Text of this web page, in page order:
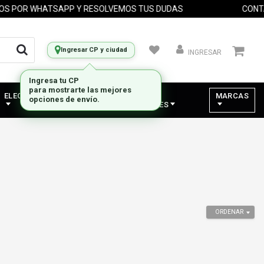
WHATSAPP Y RESOLVEMOS TUS DUDAS
Ingresar CP y ciudad INGRESAR
ELECTRODOMESTICOS
VARIOS -
COMPONENTES
MARCAS
ORDENAR
Ingresa tu CP
para mostrarte las mejores
opciones de envío.